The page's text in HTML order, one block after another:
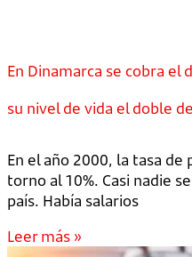
En Dinamarca se cobra el
su nivel de vida el doble
En el año 2000, la tasa de
torno al 10%. Casi nadie
país. Había salarios
Leer más »